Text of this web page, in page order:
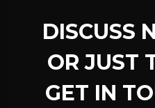
DISCUSS
OR JUST
GET IN